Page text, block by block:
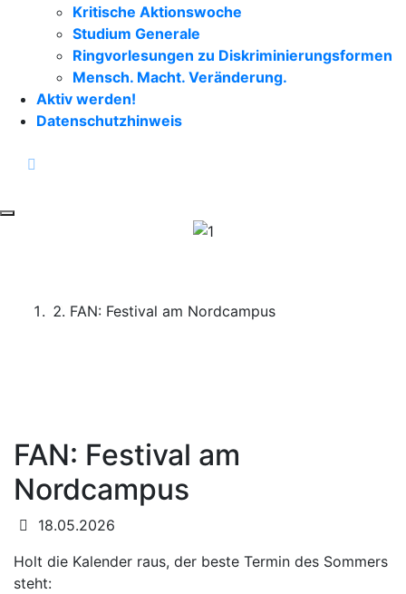
Kritische Aktionswoche
Studium Generale
Ringvorlesungen zu Diskriminierungsformen
Mensch. Macht. Veränderung.
Aktiv werden!
Datenschutzhinweis
facebook
Start
FAN: Festival am Nordcampus
FAN: Festival am
Nordcampus
Datum:
18.05.2026
Holt die Kalender raus, der beste Termin des Sommers
steht: